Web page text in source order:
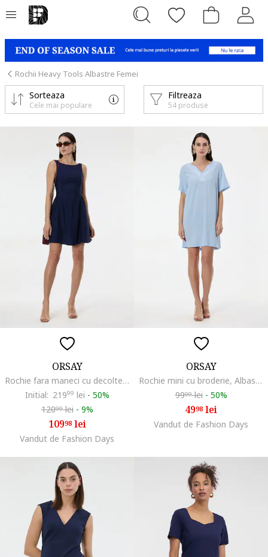
Rochii Heavy Tools Albastre Femei
Filtreaza
54 produse
Sorteaza
Cele mai populare
ORSAY
Rochie fara maneci cu decolteu barcuta, Albastru ultramarin
Initial: 21999 lei - 50%
12099lei - 9%
10998lei
Vandut de Fashion Days
ORSAY
Rochie mini cu broderie, Albastru pastel
9999lei - 50%
4998 lei
Vandut de Fashion Days